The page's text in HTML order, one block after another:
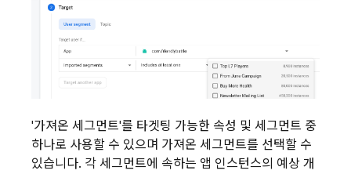
'가져온 세그먼트'를 타겟팅 가능한 속성 및 세그먼트 중
하나로 사용할 수 있으며 가져온 세그먼트를 선택할 수
있습니다. 각 세그먼트에 속하는 앱 인스턴스의 예상 개